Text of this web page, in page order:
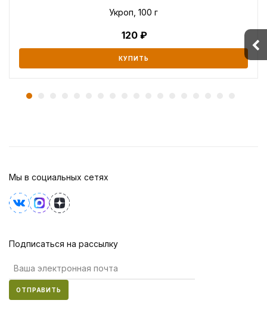
Укроп, 100 г
120
КУПИТЬ
Мы в социальных сетях
Подписаться на рассылку
ОТПРАВИТЬ